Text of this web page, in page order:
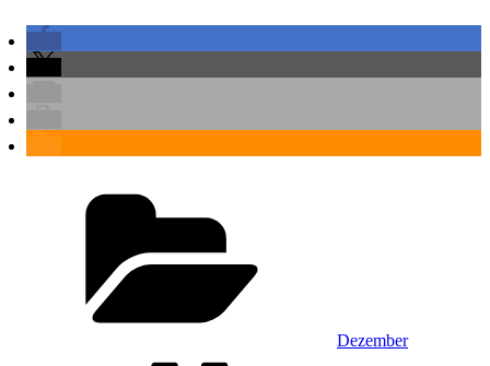
Dezember